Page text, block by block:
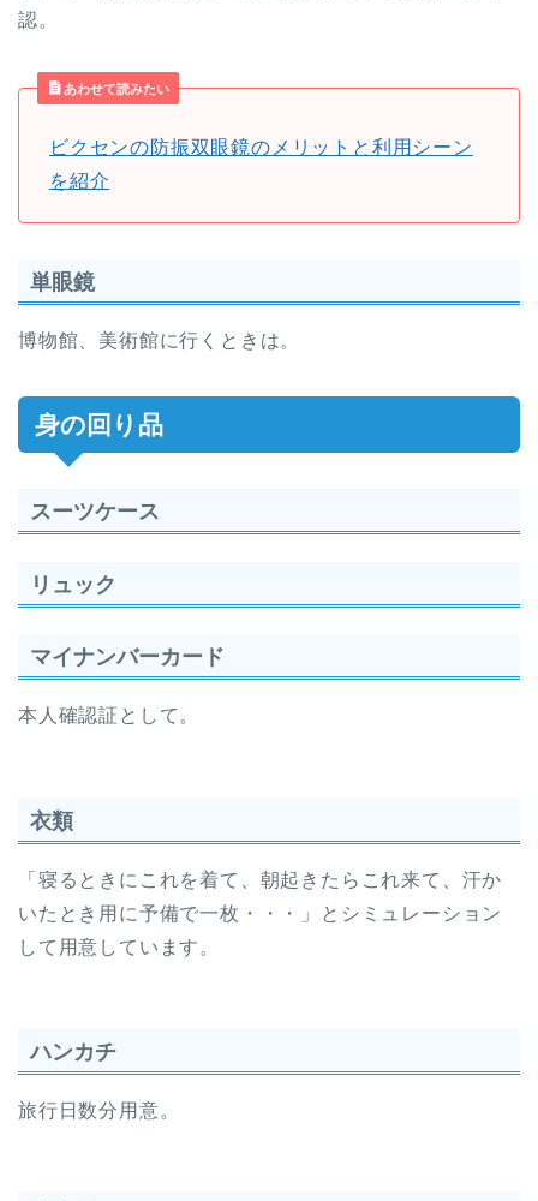
認。
あわせて読みたい
ビクセンの防振双眼鏡のメリットと利用シーン
を紹介
単眼鏡
博物館、美術館に行くときは。
身の回り品
スーツケース
リュック
マイナンバーカード
本人確認証として。
衣類
「寝るときにこれを着て、朝起きたらこれ来て、汗か
いたとき用に予備で一枚・・・」とシミュレーション
して用意しています。
ハンカチ
旅行日数分用意。